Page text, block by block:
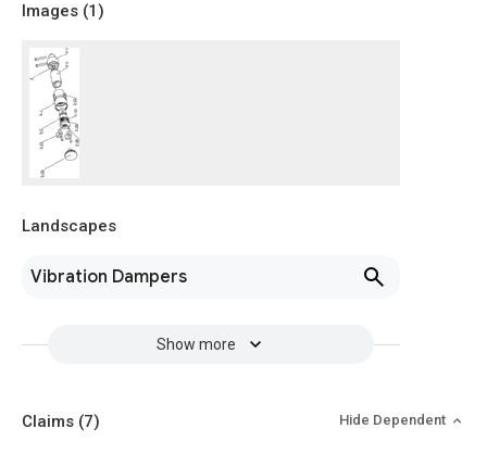
Images (1)
Landscapes
Vibration Dampers
Show more
Claims (7) Hide Dependent